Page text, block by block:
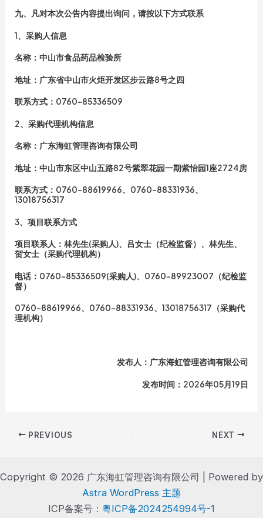
九、凡对本次公告内容提出询问，请按以下方式联系
1、采购人信息
名称：中山市食品药品检验所
地址：广东省中山市火炬开发区步云路8号之四
联系方式：0760-85336509
2、采购代理机构信息
名称：广东海虹管理咨询有限公司
地址：中山市东区中山五路82号紫翠花园一期紫怡园1座2724房
联系方式：0760-88619966、0760-88331936、
13018756317
3、项目联系方式
项目联系人：林先生(采购人)、吕女士（纪检监督）、林先生、
贺女士（采购代理机构）
电话：0760-85336509(采购人)、0760-89923007（纪检监
督）
0760-88619966、0760-88331936、13018756317（采购代
理机构）
发布人：广东海虹管理咨询有限公司
发布时间：2026年05月19日
Post PREVIOUS NEXT
Copyright © 2026 广东海虹管理咨询有限公司 | Powered by
Astra WordPress 主题
ICP备案号： 粤ICP备2024254994号-1